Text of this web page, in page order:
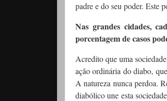
padre e do seu poder. Este
Nas grandes cidades,
porcentagem de casos
Acredito que uma
ação ordinária do diabo,
A natureza nunca perdoa.
diabólico une esta